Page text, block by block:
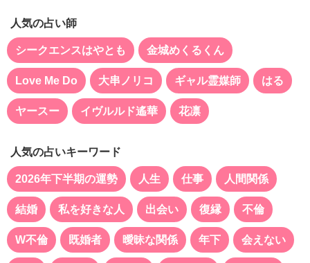
人気の占い師
シークエンスはやとも 金城めくるくん
Love Me Do 大串ノリコ ギャル霊媒師 はる
ヤースー イヴルルド遙華 花凛
人気の占いキーワード
2026年下半期の運勢 人生 仕事 人間関係
結婚 私を好きな人 出会い 復縁 不倫
W不倫 既婚者 曖昧な関係 年下 会えない